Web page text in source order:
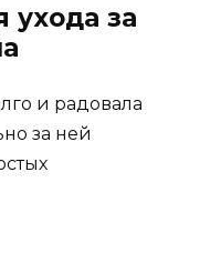
за
и радовала
за ней